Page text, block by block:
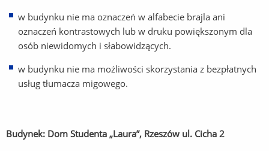
w budynku nie ma oznaczeń w alfabecie brajla ani
oznaczeń kontrastowych lub w druku powiększonym dla
osób niewidomych i słabowidzących.
w budynku nie ma możliwości skorzystania z bezpłatnych
usług tłumacza migowego.
Budynek: Dom Studenta „Laura”, Rzeszów ul. Cicha 2